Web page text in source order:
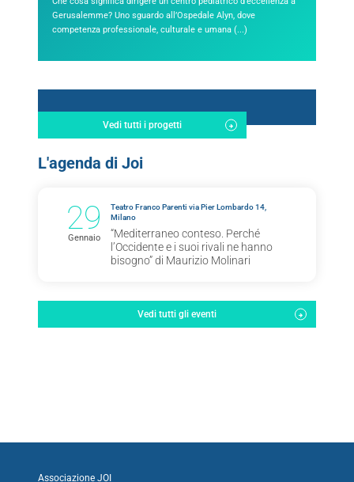
Gerusalemme? Uno sguardo all’Ospedale Alyn, dove
competenza professionale, culturale e umana (...)
Vedi tutti i progetti
L'agenda di Joi
29
Gennaio
Teatro Franco Parenti via Pier Lombardo 14,
Milano
“Mediterraneo conteso. Perché
l’Occidente e i suoi rivali ne hanno
bisogno” di Maurizio Molinari
Vedi tutti gli eventi
Associazione JOI